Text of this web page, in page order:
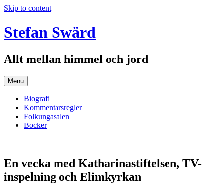
Skip to content
Stefan Swärd
Allt mellan himmel och jord
Menu
Biografi
Kommentarsregler
Folkungasalen
Böcker
En vecka med Katharinastiftelsen, TV-
inspelning och Elimkyrkan